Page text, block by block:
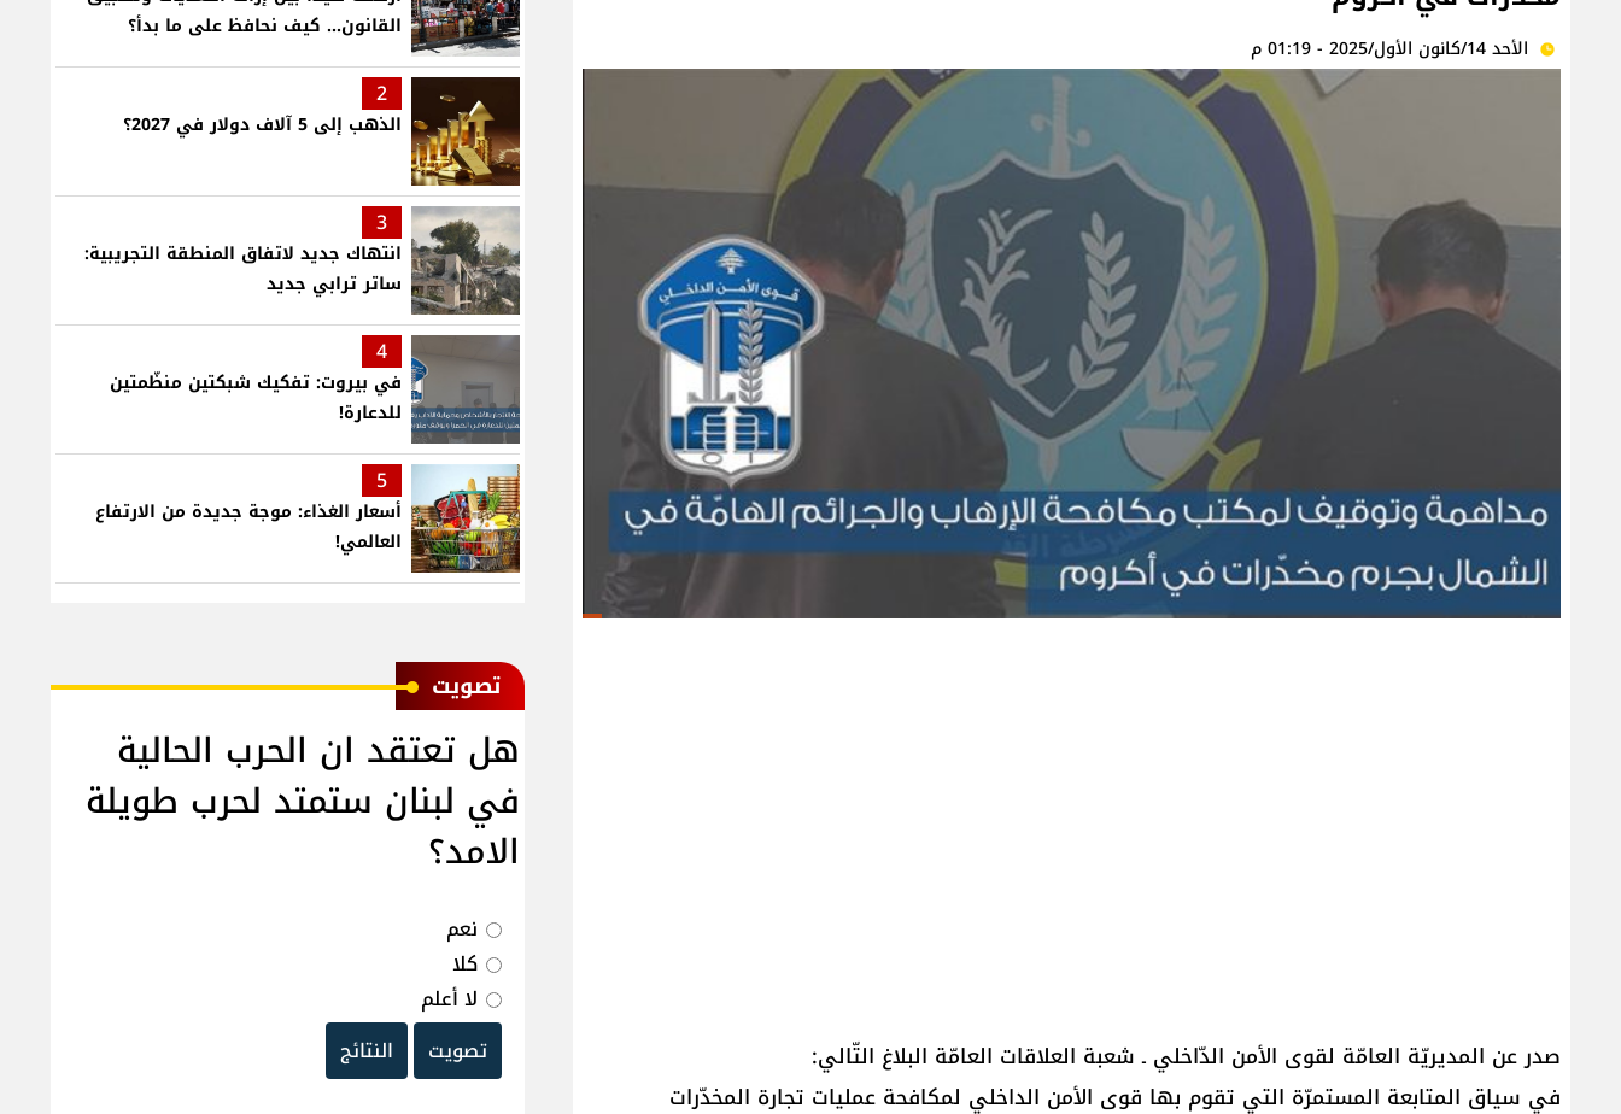
الأحد 14/كانون الأول/2025 - 01:19 م
صدر عن المديريّة العامّة لقوى الأمن الدّاخلي ـ شعبة العلاقات العامّة البلاغ التّالي:
في سياق المتابعة المستمرّة التي تقوم بها قوى الأمن الداخلي لمكافحة عمليات تجارة المخدّرات
القانون... كيف نحافظ على ما بدأ؟
2
الذهب إلى 5 آلاف دولار في 2027؟
3
انتهاك جديد لاتفاق المنطقة التجريبية:
ساتر ترابي جديد
4
في بيروت: تفكيك شبكتين منظّمتين
للدعارة!
5
أسعار الغذاء: موجة جديدة من الارتفاع
العالمي!
ﺗﺼﻮﻳﺖ
هل تعتقد ان الحرب الحالية
في لبنان ستمتد لحرب طويلة
الامد؟
نعم
كلا
لا أعلم
تصويت
النتائج